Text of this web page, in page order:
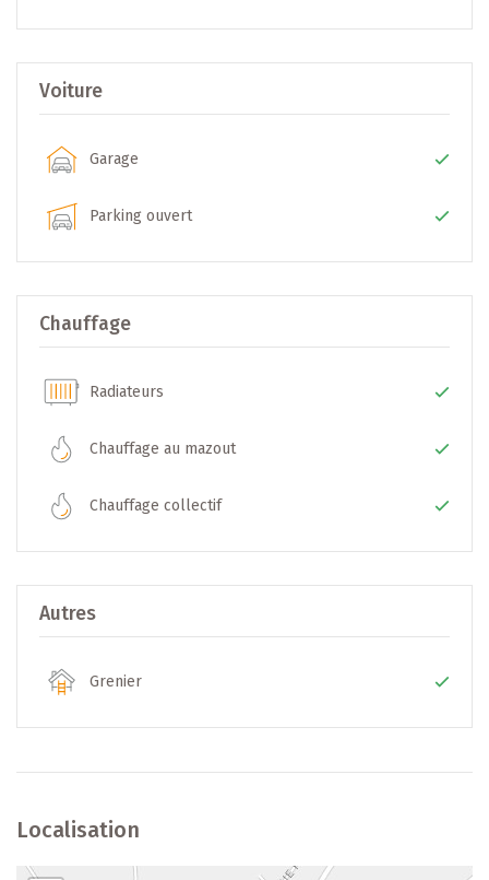
Combles :
* Combles aménageables
Dossier complet sur demande : plans, descriptif,
informations techniques, etc.
Chauffage au mazout
Garage pour 2 voitures (en enfilade)
+++ Prix de vente +++
Prix : 1.350.000 €
Les frais d’acte et taxes éventuelles sont à charge de
l’acquéreur.
Intéressé(e) ? Contactez-nous
B-IMMOBILIER DIEKIRCH SARL
Mail :diekirch@b-immobilier.lu)
Voiture
Garage
Parking ouvert
Chauffage
Radiateurs
Chauffage au mazout
Chauffage collectif
Autres
Grenier
Localisation